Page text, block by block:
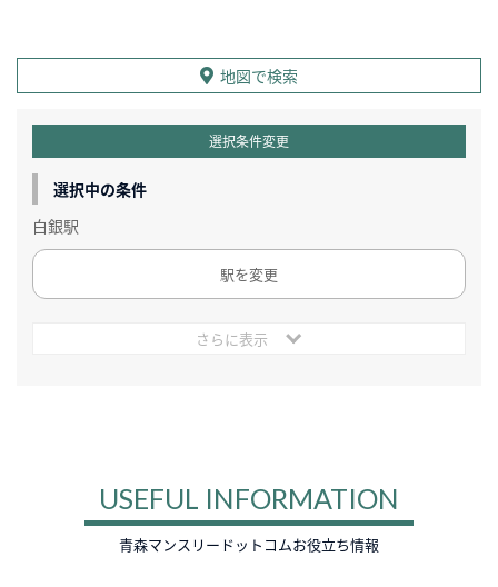
地図で検索
選択条件変更
選択中の条件
白銀駅
駅を変更
さらに表示
USEFUL INFORMATION
青森マンスリードットコムお役立ち情報